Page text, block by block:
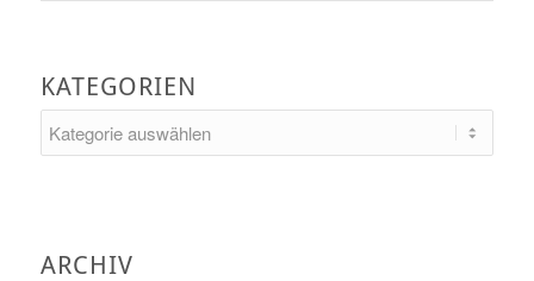
KATEGORIEN
ARCHIV